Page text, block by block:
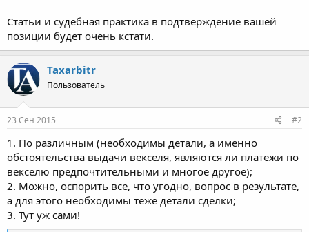
Статьи и судебная практика в подтверждение вашей
позиции будет очень кстати.
Taxarbitr
Пользователь
23 Сен 2015 #2
1. По различным (необходимы детали, а именно
обстоятельства выдачи векселя, являются ли платежи по
векселю предпочтительными и многое другое);
2. Можно, оспорить все, что угодно, вопрос в результате,
а для этого необходимы теже детали сделки;
3. Тут уж сами!